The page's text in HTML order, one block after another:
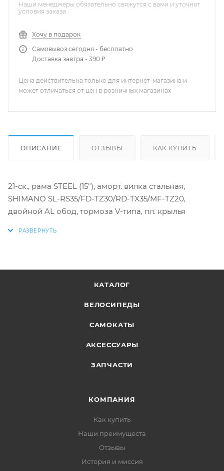
Наши менеджеры обязательно свяжутся с вами и уточнят
условия заказа
Хочу в подарок
Самовывоз сегодня - бесплатно
Доставка завтра - 390 ₽
Цена действительна только для интернет-магазина и
может отличаться от цен в розничных магазинах
ОПИСАНИЕ ОТЗЫВЫ КАК КУПИТЬ
21-ск., рама STEEL (15"), аморт. вилка стальная,
SHIMANO SL-RS35/FD-TZ30/RD-TX35/MF-TZ20,
двойной AL обод, тормоза V-типа, пл. крылья
КАТАЛОГ
ВЕЛОСИПЕДЫ
САМОКАТЫ
АКСЕССУАРЫ
ЗАПЧАСТИ
КОМПАНИЯ
Как купить
Наши преимущеста
Отзывы
История и миссия